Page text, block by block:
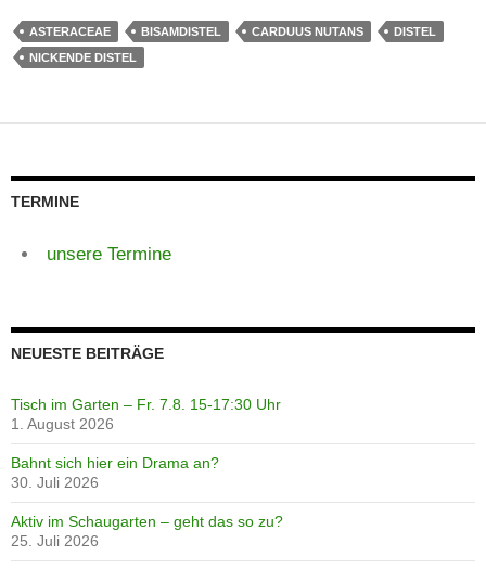
ASTERACEAE BISAMDISTEL CARDUUS NUTANS
DISTEL
NICKENDE DISTEL
TERMINE
unsere Termine
NEUESTE BEITRÄGE
Tisch im Garten – Fr. 7.8. 15-17:30 Uhr
1. August 2026
Bahnt sich hier ein Drama an?
30. Juli 2026
Aktiv im Schaugarten – geht das so zu?
25. Juli 2026